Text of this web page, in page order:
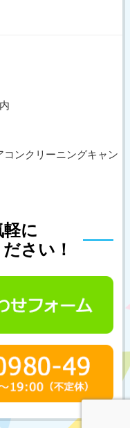
ンクリーニングキャン
に
さい！